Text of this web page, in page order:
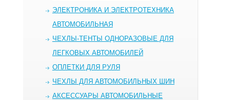
ЭЛЕКТРОНИКА И ЭЛЕКТРОТЕХНИКА
АВТОМОБИЛЬНАЯ
ЧЕХЛЫ-ТЕНТЫ ОДНОРАЗОВЫЕ ДЛЯ
ЛЕГКОВЫХ АВТОМОБИЛЕЙ
ОПЛЕТКИ ДЛЯ РУЛЯ
ЧЕХЛЫ ДЛЯ АВТОМОБИЛЬНЫХ ШИН
AКСЕССУАРЫ АВТОМОБИЛЬНЫЕ